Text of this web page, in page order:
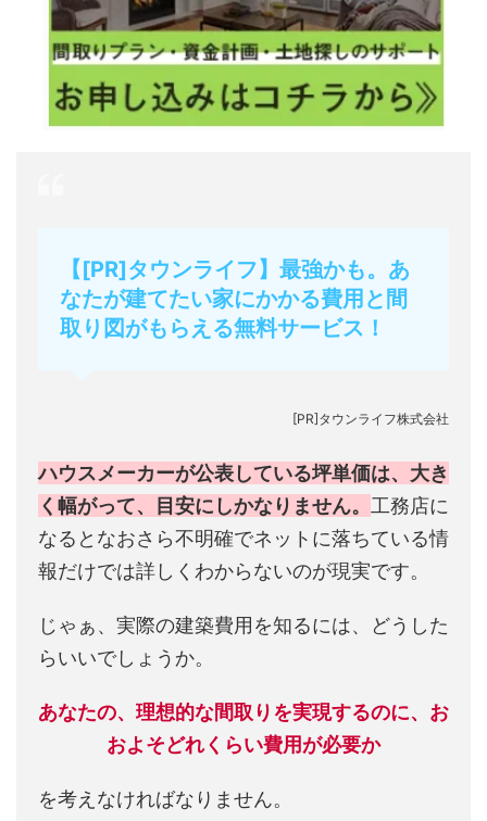
【[PR]タウンライフ】最強かも。あ
なたが建てたい家にかかる費用と間
取り図がもらえる無料サービス！
[PR]タウンライフ株式会社
ハウスメーカーが公表している坪単価は、大き
く幅がって、目安にしかなりません。 工務店に
なるとなおさら不明確でネットに落ちている情
報だけでは詳しくわからないのが現実です。
じゃぁ、実際の建築費用を知るには、どうした
らいいでしょうか。
あなたの、理想的な間取りを実現するのに、お
およそどれくらい費用が必要か
を考えなければなりません。